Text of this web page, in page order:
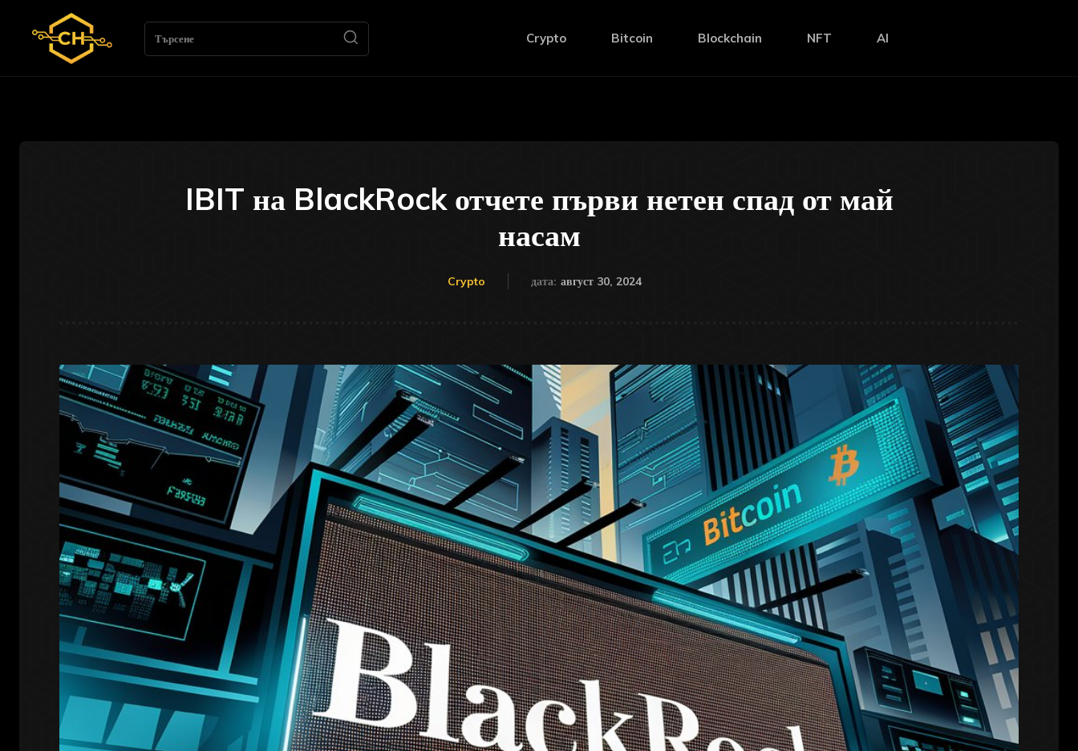
Търсене Crypto Bitcoin Blockchain NFT AI
IBIT на BlackRock отчете първи нетен спад от май
насам
Crypto дата: август 30, 2024